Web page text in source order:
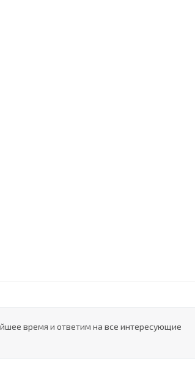
время и ответим на все интересующие